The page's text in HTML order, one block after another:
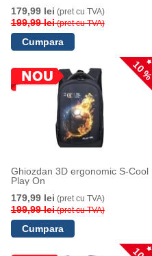
179,99 lei (pret cu TVA)
199,99 lei(pret cu TVA)
10 %
Ghiozdan 3D ergonomic S-Cool
Play On
179,99 lei (pret cu TVA)
199,99 lei(pret cu TVA)